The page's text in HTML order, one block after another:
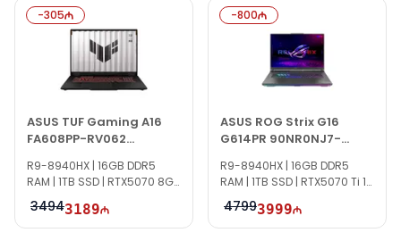
-305
ASUS TUF Gaming A16
FA608PP-RV062
90NR0MD1-M00430
Gaming Laptop
R9-8940HX | 16GB DDR5
RAM | 1TB SSD | RTX5070 8GB
| 16" FHD+ | 165Hz | Win11 Pro |
TI1622
34943189
-800
ASUS ROG Strix G16
G614PR 90NR0NJ7-
R9-8940HX | 16GB DDR5
RAM | 1TB SSD | RTX5070 Ti 12
GB | 16" FHD+ | 165Hz | Win11 |
TG1520
47993999